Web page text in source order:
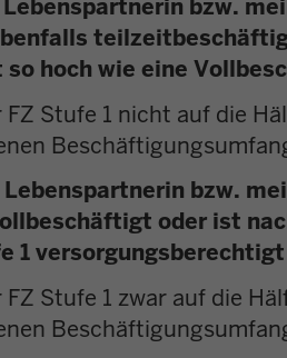
bzw.
hoch wie eine
FZ Stufe 1 nicht auf die
bzw.
oder ist
1 versorgungsberechtigt
FZ Stufe 1 zwar auf die